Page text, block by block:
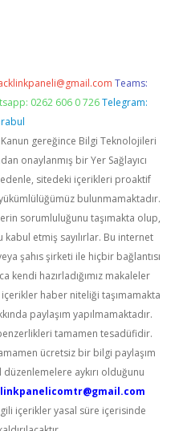
Teams:
0262 606 0 726 Telegram:
Kanun gereğince Bilgi Teknolojileri
onaylanmış bir Yer Sağlayıcı
sitedeki içerikleri proaktif
bulunmamaktadır.
sorumluluğunu taşımakta olup,
etmiş sayılırlar. Bu internet
şahıs şirketi ile hiçbir bağlantısı
kendi hazırladığımız makaleler
haber niteliği taşımamakta
paylaşım yapılmamaktadır.
tamamen tesadüfidir.
ücretsiz bir bilgi paylaşım
aykırı olduğunu
içerikler yasal süre içerisinde